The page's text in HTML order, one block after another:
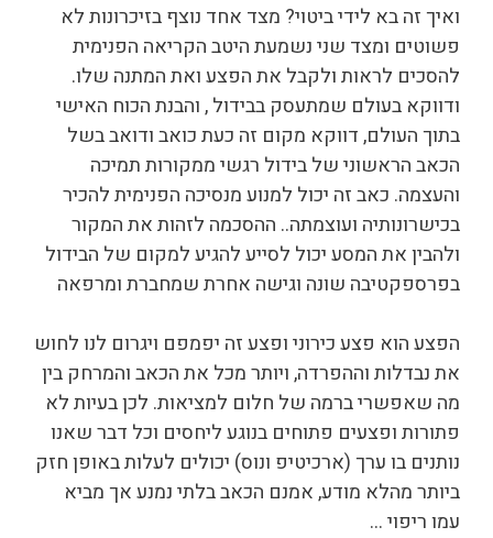
ואיך זה בא לידי ביטוי? מצד אחד נוצף בזיכרונות לא
פשוטים ומצד שני נשמעת היטב הקריאה הפנימית
להסכים לראות ולקבל את הפצע ואת המתנה שלו.
ודווקא בעולם שמתעסק בבידול , והבנת הכוח האישי
בתוך העולם, דווקא מקום זה כעת כואב ודואב בשל
הכאב הראשוני של בידול רגשי ממקורות תמיכה
והעצמה. כאב זה יכול למנוע מנסיכה הפנימית להכיר
בכישרונותיה ועוצמתה.. ההסכמה לזהות את המקור
ולהבין את המסע יכול לסייע להגיע למקום של הבידול
בפרספקטיבה שונה וגישה אחרת שמחברת ומרפאה
הפצע הוא פצע כירוני ופצע זה יפמפם ויגרום לנו לחוש
את נבדלות וההפרדה, ויותר מכל את הכאב והמרחק בין
מה שאפשרי ברמה של חלום למציאות. לכן בעיות לא
פתורות ופצעים פתוחים בנוגע ליחסים וכל דבר שאנו
נותנים בו ערך (ארכיטיפ ונוס) יכולים לעלות באופן חזק
ביותר מהלא מודע, אמנם הכאב בלתי נמנע אך מביא
עמו ריפוי …